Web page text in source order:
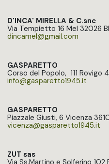
D'INCA' MIRELLA & C.snc
Via Tempietto 16 Mel 32026
dincamel@gmail.com
GASPARETTO
Corso del Popolo, 111 Rovigo
info@gasparetto1945.it
GASPARETTO
Piazzale Giusti, 6 Vicenza
vicenza@gasparetto1945.it
ZUT sas
Via Ss.Martino e Solferino 102